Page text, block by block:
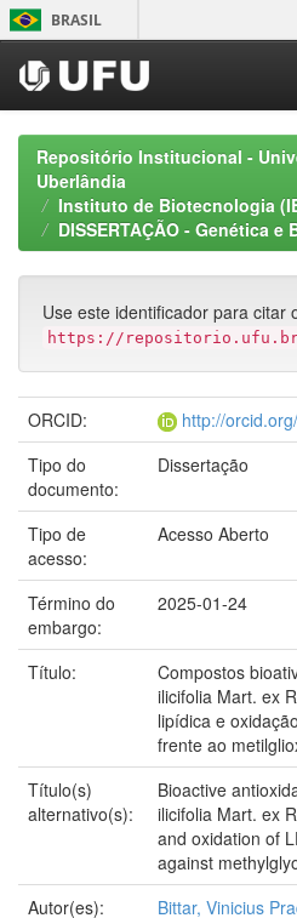
Skip
navigation
BRASIL
Repositório Institucional -
Uberlândia
Instituto de Biotecnologia
DISSERTAÇÃO - Genética e
Use este identificador para citar
https://repositorio.ufu.br/
ORCID:
http://
Tipo do
documento:
Dissertação
Tipo de
acesso:
Acesso Aberto
Término do
embargo:
2025-01-24
Título:
Compostos
ilicifolia Mart. ex
lipídica e
frente ao
Título(s)
alternativo(s):
Bioactive
ilicifolia Mart. ex
and oxidation of
against
Autor(es):
Bittar, Vinicius